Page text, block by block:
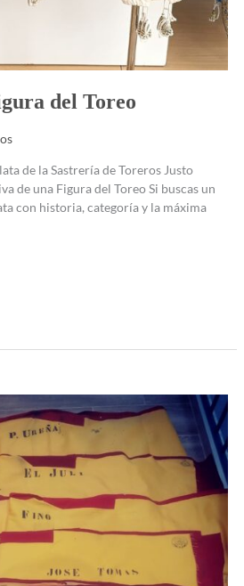
del Toreo
de la Sastrería de Toreros Justo
de una Figura del Toreo Si buscas un
con historia, categoría y la máxima